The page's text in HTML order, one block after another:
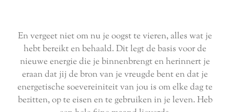
En vergeet niet om nu je oogst te vieren, alles wat je
hebt bereikt en behaald. Dit legt de basis voor de
nieuwe energie die je binnenbrengt en herinnert je
eraan dat jij de bron van je vreugde bent en dat je
energetische soevereiniteit van jou is om elke dag te
bezitten, op te eisen en te gebruiken in je leven. Heb